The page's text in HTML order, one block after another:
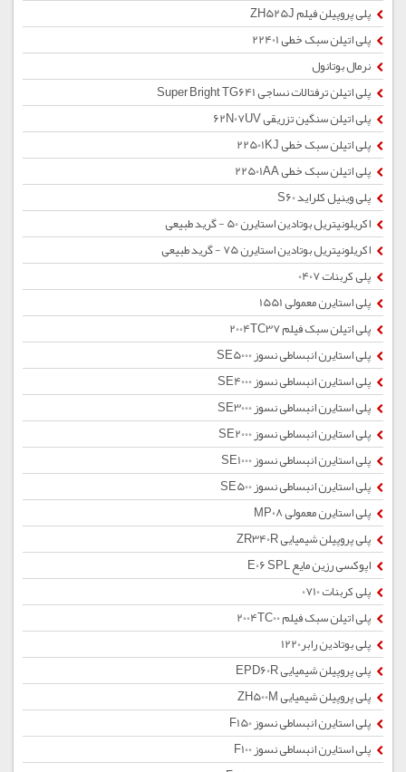
پلی پروپیلن فیلم ZH525J
پلی اتیلن سبک خطی 22401
نرمال بوتانول
پلی اتیلن ترفتالات نساجی Super Bright TG641
پلی اتیلن سنگین تزریقی 62N07UV
پلی اتیلن سبک خطی 22501KJ
پلی اتیلن سبک خطی 22501AA
پلی وینیل کلراید S60
اکریلونیتریل بوتادین استایرن 50 - گرید طبیعی
اکریلونیتریل بوتادین استایرن 75 - گرید طبیعی
پلی کربنات 0407
پلی استایرن معمولی 1551
پلی اتیلن سبک فیلم 2004TC37
پلی استایرن انبساطی نسوز SE5000
پلی استایرن انبساطی نسوز SE4000
پلی استایرن انبساطی نسوز SE3000
پلی استایرن انبساطی نسوز SE2000
پلی استایرن انبساطی نسوز SE1000
پلی استایرن انبساطی نسوز SE500
پلی استایرن معمولی MP08
پلی پروپیلن شیمیایی ZR340R
اپوکسی رزین مایع E06 SPL
پلی کربنات 0710
پلی اتیلن سبک فیلم 2004TC00
پلی بوتادین رابر1220
پلی پروپیلن شیمیایی EPD60R
پلی پروپیلن شیمیایی ZH500M
پلی استایرن انبساطی نسوز F150
پلی استایرن انبساطی نسوز F100